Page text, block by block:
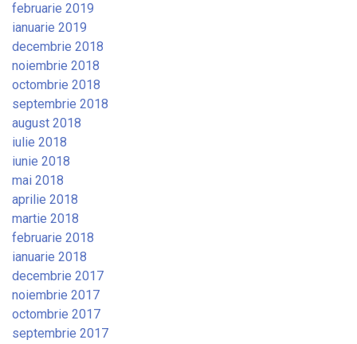
februarie 2019
ianuarie 2019
decembrie 2018
noiembrie 2018
octombrie 2018
septembrie 2018
august 2018
iulie 2018
iunie 2018
mai 2018
aprilie 2018
martie 2018
februarie 2018
ianuarie 2018
decembrie 2017
noiembrie 2017
octombrie 2017
septembrie 2017